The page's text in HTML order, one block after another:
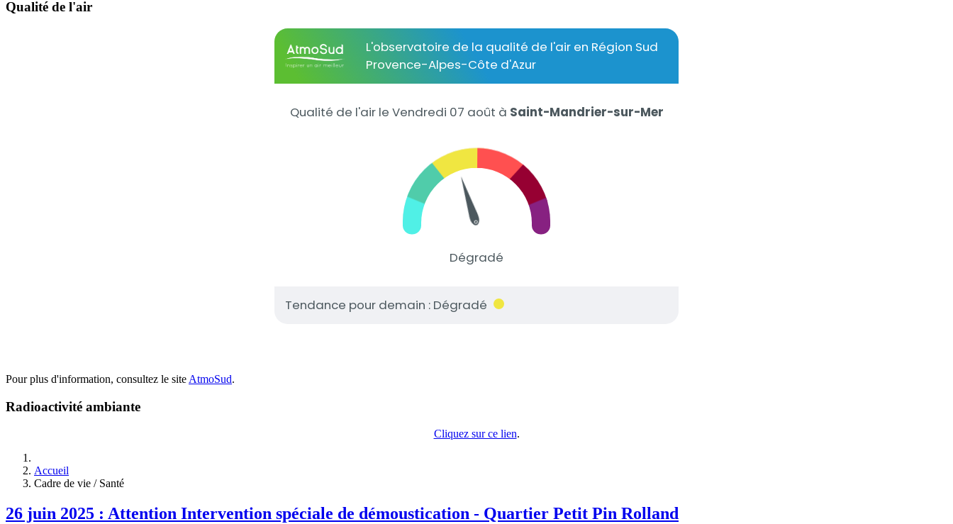
Qualité de l'air
Pour plus d'information, consultez le site AtmoSud.
Radioactivité ambiante
Cliquez sur ce lien.
Accueil
Cadre de vie / Santé
26 juin 2025 : Attention Intervention spéciale de démoustication - Quartier Petit Pin Rolland